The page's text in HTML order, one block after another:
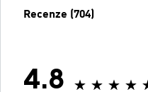
Recenze (704)
4.8